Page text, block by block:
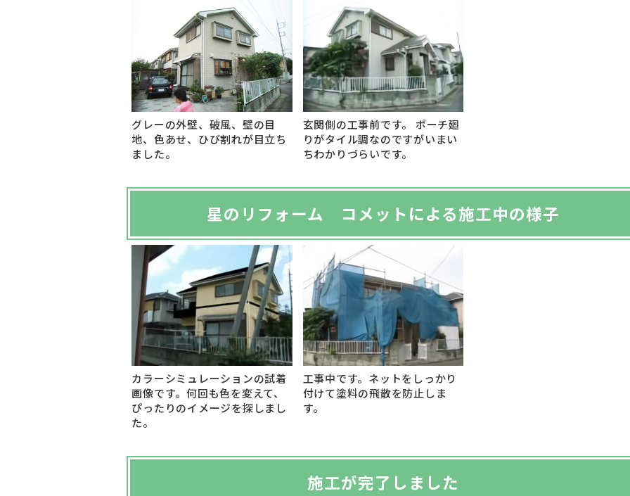
グレーの外壁、破風、壁の目
地、色あせ、ひび割れが目立ち
ました。
玄関側の工事前です。 ポーチ廻
りがタイル調なのですがいまい
ちわかりづらいです。
星のリフォーム コメットによる施工中の様子
カラーシミュレーションの試着
画像です。何回も色を変えて、
ぴったりのイメージを探しまし
た。
工事中です。ネットをしっかり
付けて塗料の飛散を防止しま
す。
施工が完了しました